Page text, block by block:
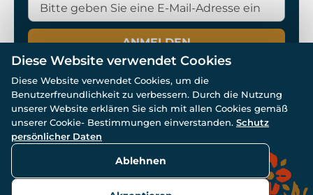
ANMELDEN
© Alle Rechte vorbehalten. www.wulflund.de 2007-2026.
Powered by
Diese Website verwendet Cookies
Diese Website verwendet Cookies, um die
Benutzerfreundlichkeit zu verbessern. Durch die Nutzung
unserer Website erklären Sie sich mit allen Cookies gemäß
unserer Cookie- Bestimmungen einverstanden. Schutz
persönlicher Daten
Ablehnen